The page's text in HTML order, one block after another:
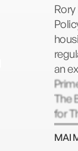
an
The
for
the
MAI